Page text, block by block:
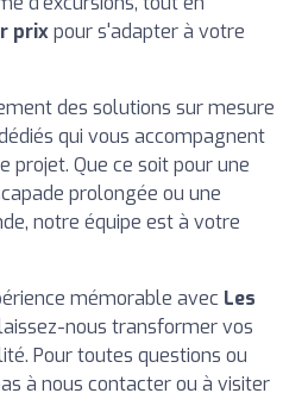
prixpour s'adapter à votre
des solutions sur mesure
qui vous accompagnent
projet. Que ce soit pour une
prolongée ou une
notre équipe est à votre
mémorable avec Les
nous transformer vos
Pour toutes questions ou
à nous contacter ou à visiter